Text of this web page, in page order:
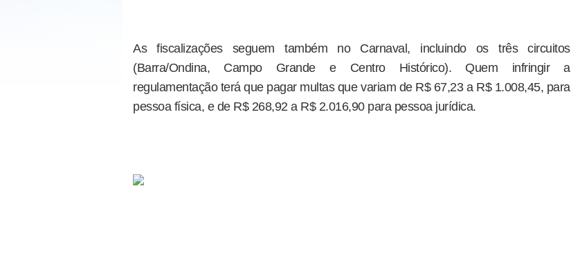
As fiscalizações seguem também no Carnaval, incluindo os três circuitos
(Barra/Ondina, Campo Grande e Centro Histórico). Quem infringir a
regulamentação terá que pagar multas que variam de R$ 67,23 a R$ 1.008,45, para
pessoa física, e de R$ 268,92 a R$ 2.016,90 para pessoa jurídica.